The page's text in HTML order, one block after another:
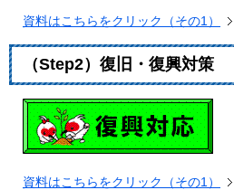
資料はこちらをクリック（その1）
（Step2）復旧・復興対策
資料はこちらをクリック（その1）